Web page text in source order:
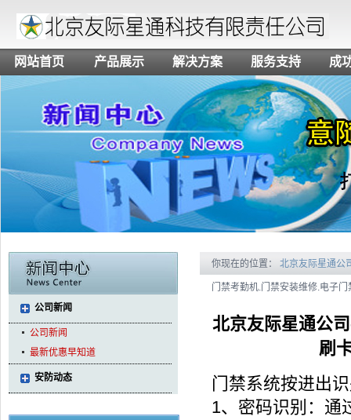
网站首页 产品展示 解决方案 服务支持 成
公司新闻
公司新闻
最新优惠早知道
安防动态
你现在的位置： 北京友际星通公
门禁考勤机.门禁安装维修.电子
北京友际星通公
刷
门禁系统按进出
1、密码识别：通